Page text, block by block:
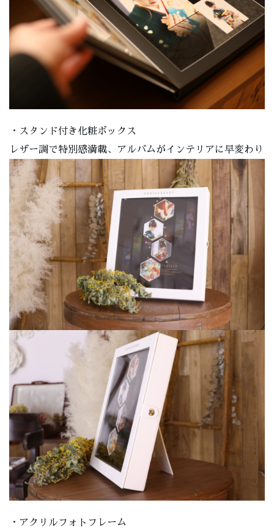
・スタンド付き化粧ボックス
レザー調で特別感満載、アルバムがインテリアに早変わり
・アクリルフォトフレーム